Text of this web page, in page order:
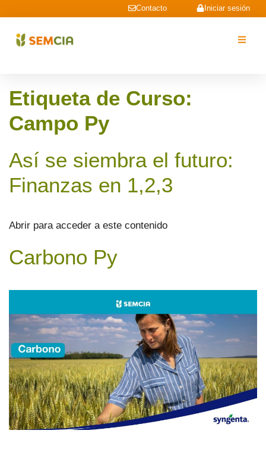
Iniciar sesión
Contacto
Etiqueta de Curso:
Campo Py
Así se siembra el futuro:
Finanzas en 1,2,3
Abrir para acceder a este contenido
Carbono Py